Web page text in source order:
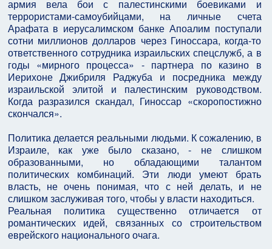
армия вела бои с палестинскими боевиками и
террористами-самоубийцами, на личные счета
Арафата в иерусалимском банке Апоалим поступали
сотни миллионов долларов через Гиноссара, когда-то
ответственного сотрудника израильских спецслужб, а в
годы «мирного процесса» - партнера по казино в
Иерихоне Джибриля Раджуба и посредника между
израильской элитой и палестинским руководством.
Когда разразился скандал, Гиноссар «скоропостижно
скончался».
Политика делается реальными людьми. К сожалению, в
Израиле, как уже было сказано, - не слишком
образованными, но обладающими талантом
политических комбинаций. Эти люди умеют брать
власть, не очень понимая, что с ней делать, и не
слишком заслуживая того, чтобы у власти находиться.
Реальная политика существенно отличается от
романтических идей, связанных со строительством
еврейского национального очага.